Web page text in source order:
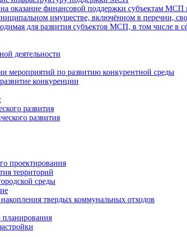
оказание финансовой поддержки субъектам
имуществе, включённом в перечни,
для развития субъектов МСП, в том числе в
деятельности
мероприятий по развитию конкурентной среды
конкуренции
развития
развития
проектирования
территорий
среды
твердых коммунальных отходов
планирования